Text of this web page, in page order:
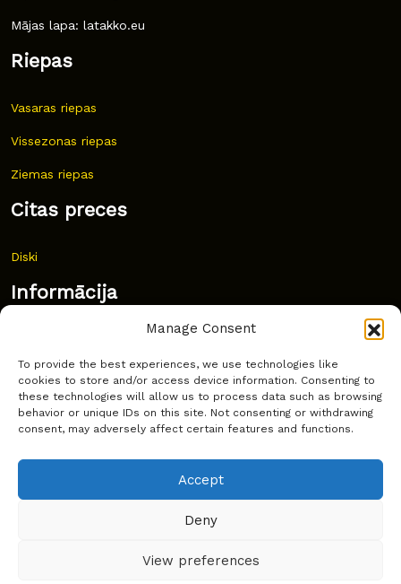
Manage Consent
To provide the best experiences, we use technologies like
cookies to store and/or access device information. Consenting to
these technologies will allow us to process data such as browsing
behavior or unique IDs on this site. Not consenting or withdrawing
consent, may adversely affect certain features and functions.
Accept
Deny
View preferences
Mājas lapa: latakko.eu
Riepas
Vasaras riepas
Vissezonas riepas
Ziemas riepas
Citas preces
Diski
Informācija
Bieži uzdoti jautājumi
Kur pirkt?
Sīkdatņu politika
Copyright © Latakko 2024